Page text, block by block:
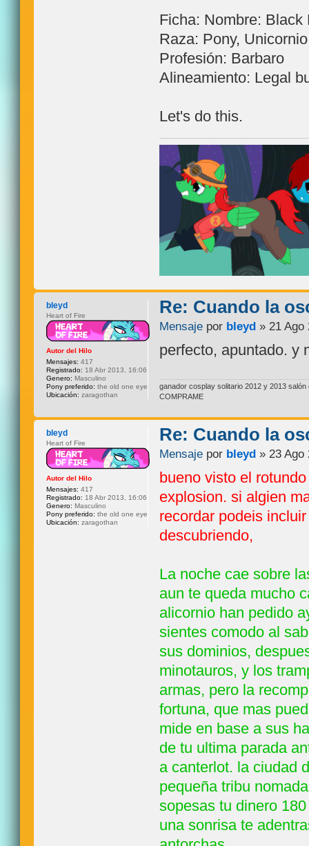
Ficha: Nombre: Black
Raza: Pony, Unicornio
Profesión: Barbaro
Alineamiento: Legal
Let's do this.
Re: Cuando la
Mensaje por bleyd » 21 Ago
perfecto, apuntado. y
ganador cosplay solitario 2012 y 2013
COMPRAME
bleyd
Heart of Fire
Autor del Hilo
Mensajes: 417
Registrado: 18 Abr 2013, 16:06
Genero: Masculino
Pony preferido: the old one eye
Ubicación: zaragothan
Re: Cuando la
Mensaje por bleyd » 23 Ago
bueno visto el
explosion. si algien
recordar podeis
descubriendo,
La noche cae sobre
aun te queda mucho
alicornio han pedido
sientes comodo al
sus dominios,
minotauros, y los
armas, pero la
fortuna, que mas
mide en base a sus
de tu ultima parada
a canterlot. la ciudad
pequeña tribu
sopesas tu dinero
una sonrisa te
bleyd
Heart of Fire
Autor del Hilo
Mensajes: 417
Registrado: 18 Abr 2013, 16:06
Genero: Masculino
Pony preferido: the old one eye
Ubicación: zaragothan